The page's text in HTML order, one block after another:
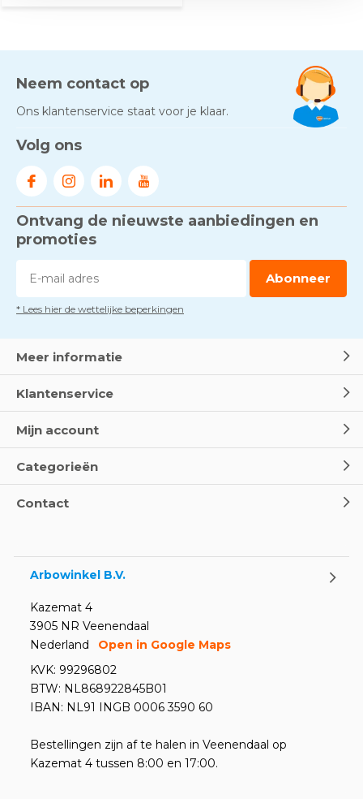
Neem contact op
Ons klantenservice staat voor je klaar.
Volg ons
Ontvang de nieuwste aanbiedingen en
promoties
Abonneer
* Lees hier de wettelijke beperkingen
Meer informatie
Klantenservice
Mijn account
Categorieën
Contact
Arbowinkel B.V.
Kazemat 4
3905 NR Veenendaal
Nederland
Open in Google Maps
KVK: 99296802
BTW: NL868922845B01
IBAN: NL91 INGB 0006 3590 60
Bestellingen zijn af te halen in Veenendaal op
Kazemat 4 tussen 8:00 en 17:00.